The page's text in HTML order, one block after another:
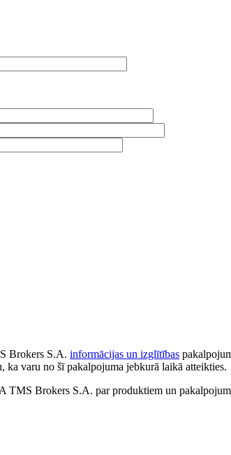
Brokers S.A. informācijas un izglītības
ka varu no šī pakalpojuma jebkurā laikā atteikties.
Brokers S.A. par produktiem un